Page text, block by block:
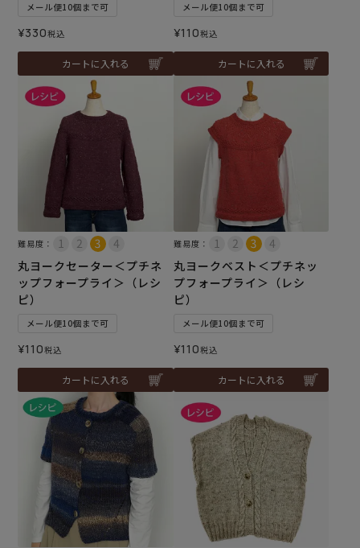
メール便10個まで可
¥330税込
カートに入れる
メール便10個まで可
¥110税込
カートに入れる
難易度：
丸ヨークセーター＜プチネ
ップフォープライ＞（レシ
ピ）
メール便10個まで可
¥110税込
カートに入れる
難易度：
丸ヨークベスト＜プチネッ
プフォープライ＞（レシ
ピ）
メール便10個まで可
¥110税込
カートに入れる